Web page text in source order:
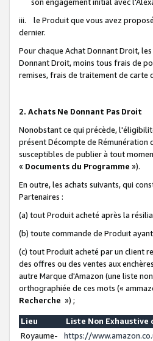
iii. le Produit que vous avez
dernier.
Pour chaque Achat Donnant Droit, les
Donnant Droit, moins tous frais de
remises, frais de traitement de carte
2. Achats Ne Donnant Pas Droit
Nonobstant ce qui précède,
présent Décompte de
susceptibles de publier à tout
« Documents du Programme »).
En outre, les achats suivants, qui
Partenaires :
(a) tout Produit acheté après la
(b) toute commande de Produit
(c) tout Produit acheté par un client
des offres ou des ventes aux
autre Marque d'Amazon (une liste
orthographiée de ces mots («
Recherche ») ;
Lieu
Liste Non Exhaustive
Royaume-
https://